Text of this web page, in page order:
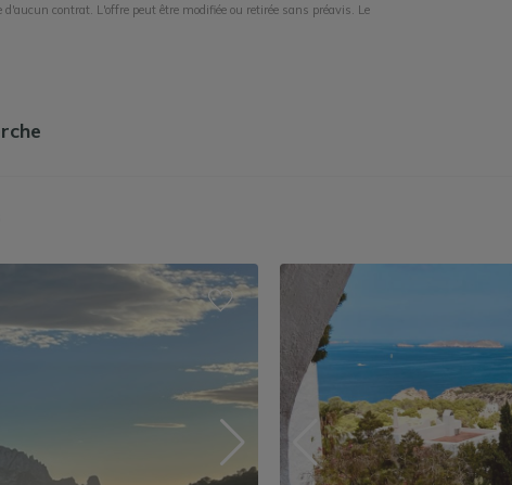
contrat. L'offre peut être modifiée ou retirée sans préavis. Le